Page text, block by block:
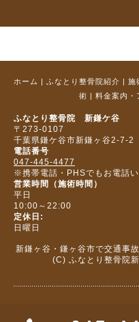
ホーム ふなとり整骨院紹介 施
術
料金案内・
ふなとり整骨院 新鎌ケ谷
〒273‐0107
千葉県鎌ケ谷市新鎌ヶ谷2-7-
電話番号
047-445-4477
※携帯電話・PHSでもお電話い
営業時間（施術時間）
平日
10:00～22:00
定休日:
日曜日
新鎌ヶ谷・鎌ヶ谷市で交通事
(C) ふなとり整骨院